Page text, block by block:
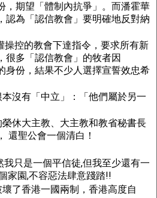
，期望「體制內抗爭」。而潘霍華
認為「認信教會」要明確地反對納
控的教會下達指令，要求所有新
很多「認信教會」的牧者因
身份，結果不少人選擇宣誓效忠希
有「中立」：「他們屬於另一
大主教、大主教和教省秘書長
還聖公會一個清白！
是一個平信徒,但我至少還有一
家園,不容惡法肆意踐踏!!
香港一國兩制，香港高度自